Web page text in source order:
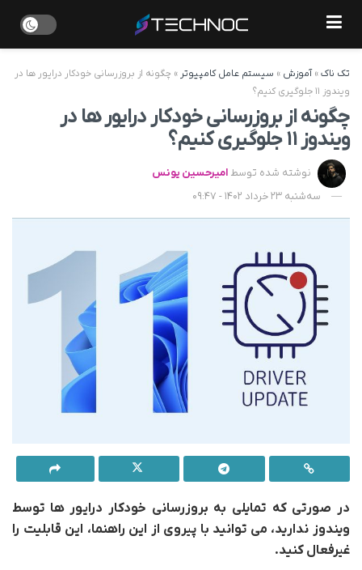
تک ناک»آموزش » سیستم عامل کامپیوتر » چگونه از بروزرسانی خودکار درایور ها در
ویندوز ۱۱ جلوگیری کنیم؟
چگونه از بروزرسانی خودکار درایور ها در
ویندوز ۱۱ جلوگیری کنیم؟
نوشته شده توسط امیرحسین یونس
سه‌شنبه 23 خرداد 1402 - 09:47
در صورتی که تمایلی به بروزرسانی خودکار درایور ها توسط
ویندوز ندارید، می توانید با پیروی از این راهنما، این قابلیت را
غیرفعال کنید.